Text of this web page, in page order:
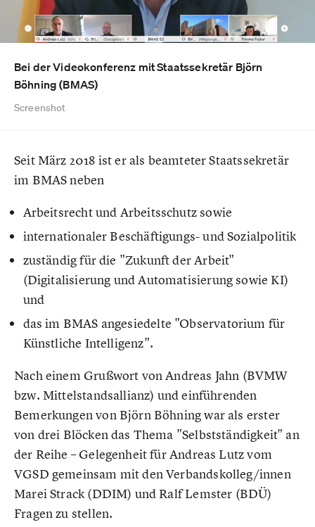
Bei der Videokonferenz mit Staatssekretär Björn
Böhning (BMAS)
Screenshot
Seit März 2018 ist er als beamteter Staatssekretär
im BMAS neben
Arbeitsrecht und Arbeitsschutz sowie
internationaler Beschäftigungs- und Sozialpolitik
zuständig für die "Zukunft der Arbeit"
(Digitalisierung und Automatisierung sowie KI)
und
das im BMAS angesiedelte "Observatorium für
Künstliche Intelligenz".
Nach einem Grußwort von Andreas Jahn (BVMW
bzw. Mittelstandsallianz) und einführenden
Bemerkungen von Björn Böhning war als erster
von drei Blöcken das Thema "Selbstständigkeit" an
der Reihe – Gelegenheit für Andreas Lutz vom
VGSD gemeinsam mit den Verbandskolleg/innen
Marei Strack (DDIM) und Ralf Lemster (BDÜ)
Fragen zu stellen.